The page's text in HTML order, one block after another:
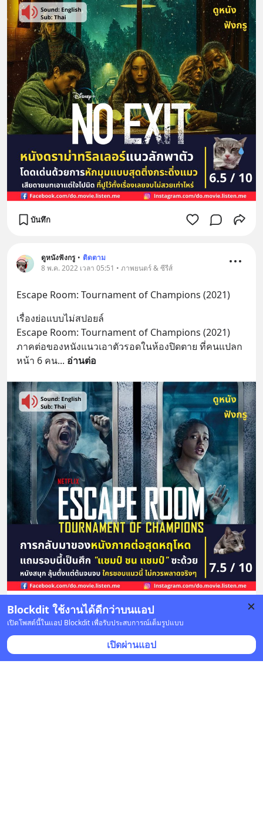
Blockdit ใช้งานได้ดีกว่าบนแอป
เปิดโพสต์นี้ในแอป Blockdit เพื่อรับประสบการณ์เต็มรูปแบบ
เปิดผ่านแอป
บันทึก
ดูหนังฟังกรู • ติดตาม
8 พ.ค. 2022 เวลา 05:51 • ภาพยนตร์ & ซีรีส์
Escape Room: Tournament of Champions (2021)
เรื่องย่อแบบไม่สปอยล์
Escape Room: Tournament of Champions (2021)
ภาคต่อของหนังแนวเอาตัวรอดในห้องปิดตาย ที่คนแปลก
หน้า 6 คน... อ่านต่อ
บันทึก